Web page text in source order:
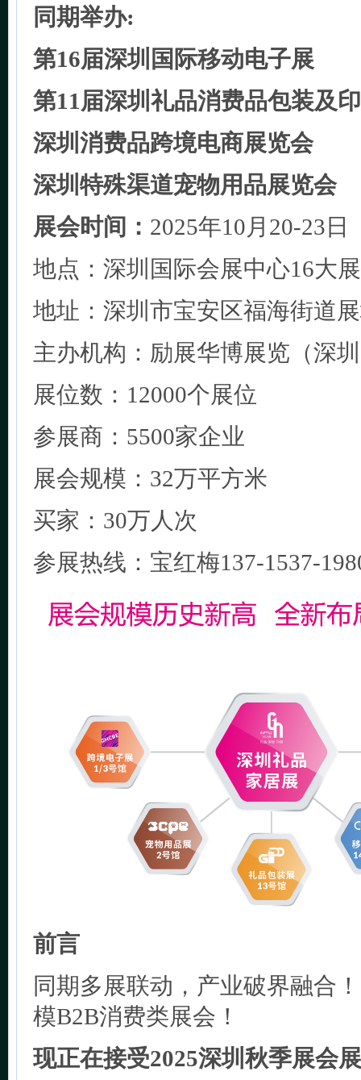
同期举办:
第16届深圳国际移动电子展
第11届深圳礼品消费品包装及
深圳消费品跨境电商展览会
深圳特殊渠道宠物用品展览会
展会时间： 2025年10月20-23日
地点：深圳国际会展中心16大
地址：深圳市宝安区福海街道
主办机构：励展华博展览（深
展位数：12000个展位
参展商：5500家企业
展会规模：32万平方米
买家：30万人次
参展热线：宝红梅137-1537-
前言
同期多展联动，产业破界融合
模B2B消费类展会！
现正在接受2025深圳秋季展会